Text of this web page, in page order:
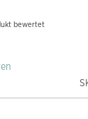
bewertet